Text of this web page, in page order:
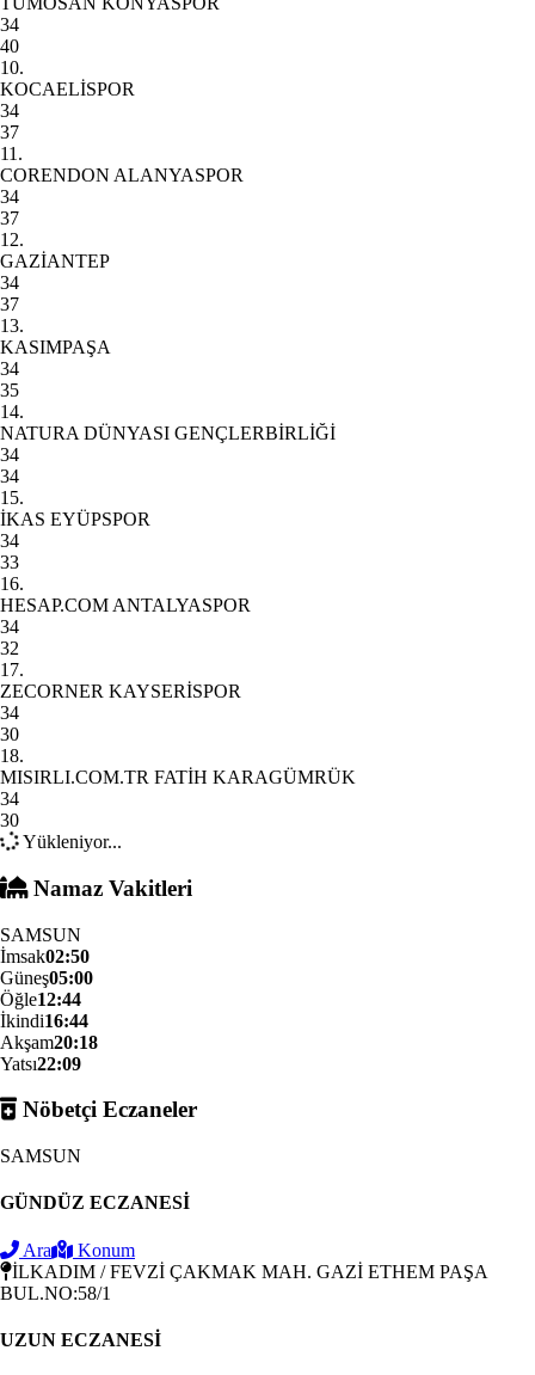
34
40
10.
KOCAELİSPOR
34
37
11.
CORENDON ALANYASPOR
34
37
12.
GAZİANTEP
34
37
13.
KASIMPAŞA
34
35
14.
NATURA DÜNYASI GENÇLERBİRLİĞİ
34
34
15.
İKAS EYÜPSPOR
34
33
16.
HESAP.COM ANTALYASPOR
34
32
17.
ZECORNER KAYSERİSPOR
34
30
18.
MISIRLI.COM.TR FATİH KARAGÜMRÜK
34
30
Yükleniyor...
Namaz Vakitleri
SAMSUN
İmsak02:50
Güneş05:00
Öğle12:44
İkindi16:44
Akşam20:18
Yatsı22:09
Nöbetçi Eczaneler
SAMSUN
GÜNDÜZ ECZANESİ
Ara
Konum
İLKADIM / FEVZİ ÇAKMAK MAH. GAZİ ETHEM PAŞA
BUL.NO:58/1
UZUN ECZANESİ